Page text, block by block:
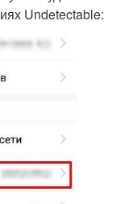
Undetectable: